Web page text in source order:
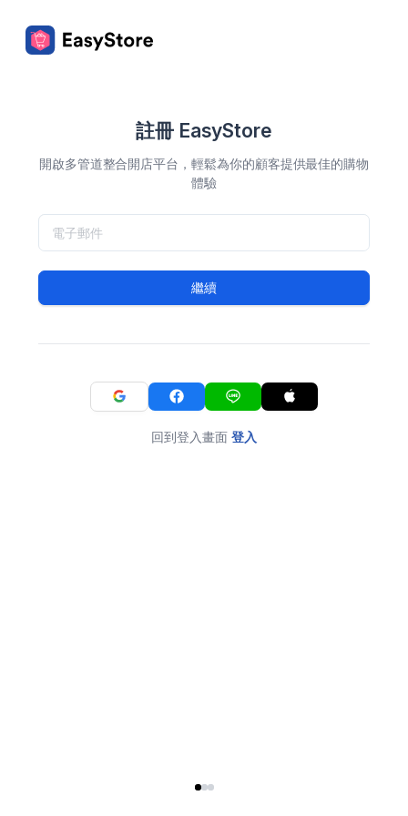
註冊 EasyStore
開啟多管道整合開店平台，輕鬆為你的顧客提供最佳的購物
體驗
繼續
回到登入畫面 登入